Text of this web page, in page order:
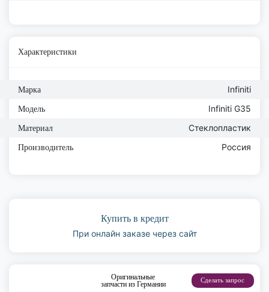
Характеристики
Марка Infiniti
Модель Infiniti G35
Материал Стеклопластик
Производитель Россия
Купить в кредит
При онлайн заказе через сайт
Оригинальные
запчасти из Германии
Сделать запрос